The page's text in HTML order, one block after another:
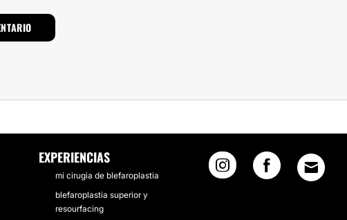
EXPERIENCIAS
mi cirugia de blefaroplastia
blefaroplastia superior y
resourfacing